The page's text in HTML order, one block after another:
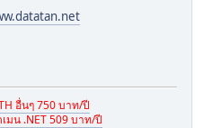
อื่นๆ 750 บาท/ปี
มน .NET 509 บาท/ปี